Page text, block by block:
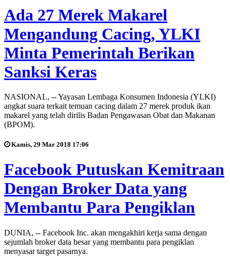
Ada 27 Merek Makarel
Mengandung Cacing, YLKI
Minta Pemerintah Berikan
Sanksi Keras
NASIONAL, -- Yayasan Lembaga Konsumen Indonesia (YLKI)
angkat suara terkait temuan cacing dalam 27 merek produk ikan
makarel yang telah dirilis Badan Pengawasan Obat dan Makanan
(BPOM).
Kamis, 29 Mar 2018 17:06
Facebook Putuskan Kemitraan
Dengan Broker Data yang
Membantu Para Pengiklan
DUNIA, -- Facebook Inc. akan mengakhiri kerja sama dengan
sejumlah broker data besar yang membantu para pengiklan
menyasar target pasarnya.